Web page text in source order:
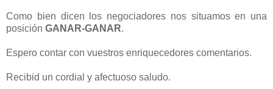
Como bien dicen los negociadores nos situamos en una
posición GANAR-GANAR.
Espero contar con vuestros enriquecedores comentarios.
Recibid un cordial y afectuoso saludo.